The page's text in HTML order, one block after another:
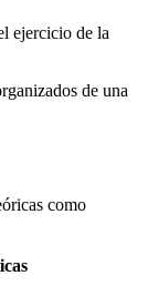
ejercicio de la
de una
como